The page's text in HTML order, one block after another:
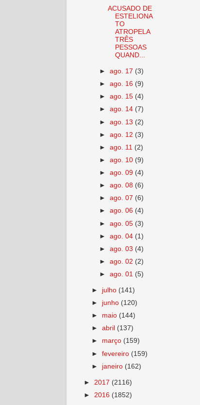
ACUSADO DE
ESTELIONA
TO
ATROPELA
TRÊS
PESSOAS
QUAND...
►ago. 17 (3)
►ago. 16 (9)
►ago. 15 (4)
►ago. 14 (7)
►ago. 13 (2)
►ago. 12 (3)
►ago. 11 (2)
►ago. 10 (9)
►ago. 09 (4)
►ago. 08 (6)
►ago. 07 (6)
►ago. 06 (4)
►ago. 05 (3)
►ago. 04 (1)
►ago. 03 (4)
►ago. 02 (2)
►ago. 01 (5)
► julho (141)
► junho (120)
► maio (144)
►abril (137)
► março (159)
►fevereiro (159)
► janeiro (162)
► 2017 (2116)
► 2016 (1852)